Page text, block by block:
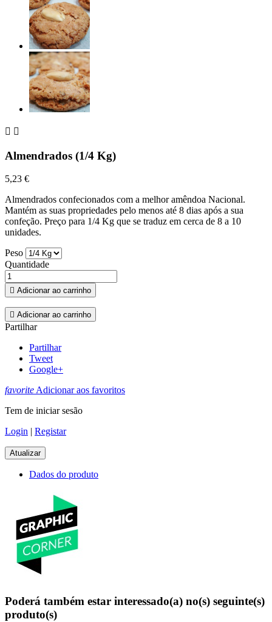
 
Almendrados (1/4 Kg)
5,23 €
Almendrados confecionados com a melhor amêndoa Nacional.
Mantém as suas propriedades pelo menos até 8 dias após a sua
confeção. Preço para 1/4 Kg que se traduz em cerca de 8 a 10
unidades.
Peso
Quantidade
 Adicionar ao carrinho
 Adicionar ao carrinho
Partilhar
Partilhar
Tweet
Google+
favoriteAdicionar aos favoritos
Tem de iniciar sesão
Login | Registar
Dados do produto
Poderá também estar interessado(a) no(s) seguinte(s)
produto(s)